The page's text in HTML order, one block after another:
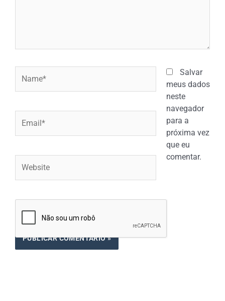
Salvar
meus dados
neste
navegador
para a
próxima vez
que eu
comentar.